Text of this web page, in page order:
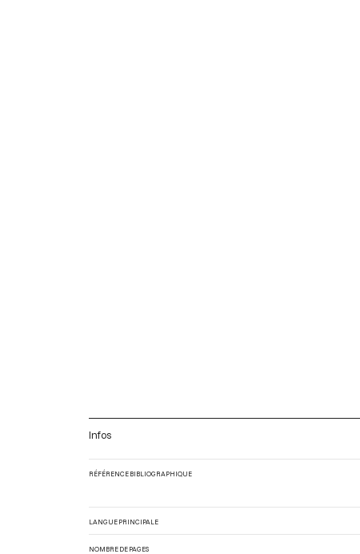
Infos
RÉFÉRENCE BIBLIOGRAPHIQUE
LANGUE PRINCIPALE
NOMBRE DE PAGES